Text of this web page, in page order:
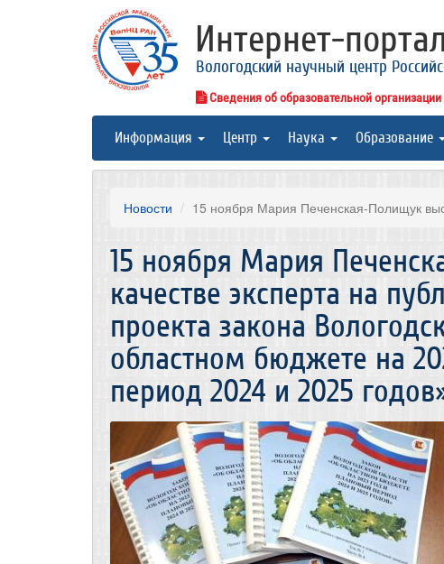
Интернет-портал
Вологодский научный центр
Сведения об образовательной организации
Информация Центр Наука Образование
Новости 15 ноября Мария Печенская-Полищук
15 ноября Мария
качестве эксперта на
проекта закона
областном бюджете на
период 2024 и 2025